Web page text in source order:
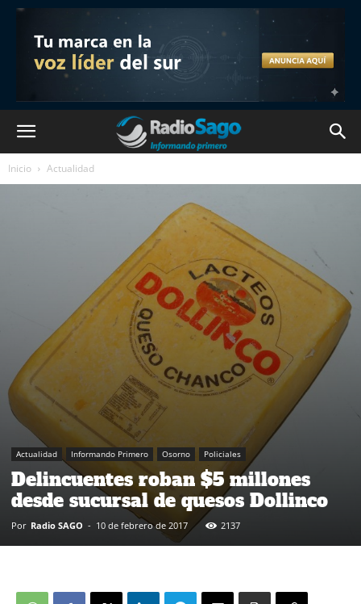
Inicio Actualidad
Actualidad Informando Primero Osorno Policiales
Delincuentes roban $5 millones
desde sucursal de quesos Dollinco
Por Radio SAGO - 10 de febrero de 2017 2137